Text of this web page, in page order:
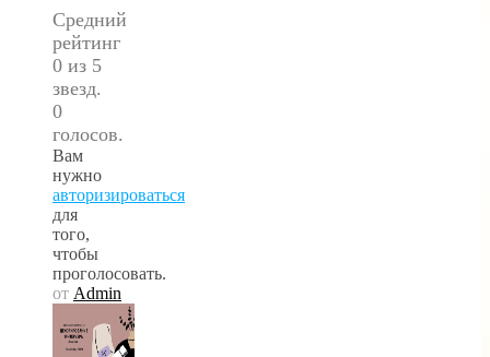
Средний
рейтинг
0 из 5
звезд.
0
голосов.
Вам
нужно
авторизироваться
для
того,
чтобы
проголосовать.
от Admin